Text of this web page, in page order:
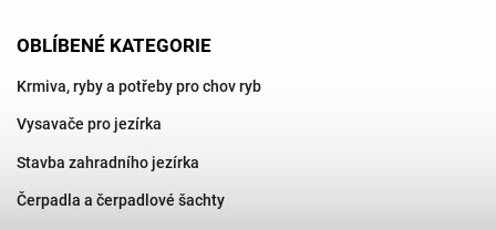
OBLÍBENÉ KATEGORIE
Krmiva, ryby a potřeby pro chov ryb
Vysavače pro jezírka
Stavba zahradního jezírka
Čerpadla a čerpadlové šachty